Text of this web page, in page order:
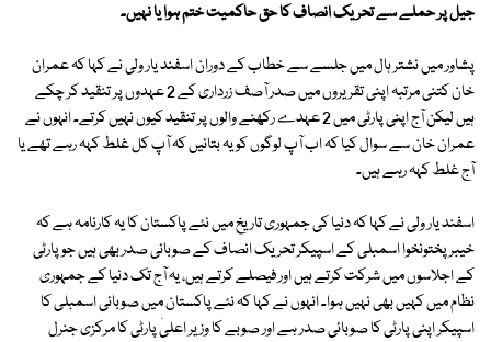
جیل پر حملے سے تحریک انصاف کا حق حاکمیت ختم ہوا یا نہیں۔
پشاور میں نشتر ہال میں جلسے سے خطاب کے دوران اسفند یار ولی نے کہا کہ عمران
خان کتنی مرتبہ اپنی تقریروں میں صدر آصف زرداری کے 2 عہدوں پر تنقید کر چکے
ہیں لیکن آج اپنی پارٹی میں 2 عہدے رکھنے والوں پر تنقید کیوں نہیں کرتے۔ انہوں نے
عمران خان سے سوال کیا کہ اب آپ لوگوں کو یہ بتائیں کہ آپ کل غلط کہہ رہے تھے یا
آج غلط کہہ رہے ہیں۔
اسفند یار ولی نے کہا کہ دنیا کی جمہوری تاریخ میں نئے پاکستان کا یہ کارنامہ ہے کہ
خیبر پختونخوا اسمبلی کے اسپیکر تحریک انصاف کے صوبائی صدر بھی ہیں جو پارٹی
کے اجلاسوں میں شرکت کرتے ہیں اور فیصلے کرتے ہیں، یہ آج تک دنیا کے جمہوری
نظام میں کہیں بھی نہیں ہوا۔ انہوں نے کہا کہ نئے پاکستان میں صوبائی اسمبلی کا
اسپیکر اپنی پارٹی کا صوبائی صدر ہے اور صوبے کا وزیر اعلیٰ پارٹی کا مرکزی جنرل